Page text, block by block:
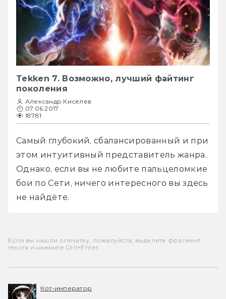
Tekken 7. Возможно, лучший файтинг
поколения
Александр Киселев
07.06.2017
18781
Самый глубокий, сбалансированный и при
этом интуитивный представитель жанра.
Однако, если вы не любите пальцеломкие
бои по Сети, ничего интересного вы здесь
не найдёте.
Если вы нашли опечатку, пожалуйста, выделите фрагмент
текста и нажмите Ctrl+Enter.
Кот-император